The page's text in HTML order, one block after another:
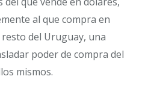
al que compra en
del Uruguay, una
poder de compra del
mismos.